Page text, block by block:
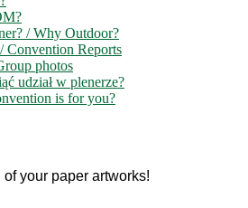
/ Why Outdoor?
Convention Reports
photos
udział w plenerze?
is for you?
of your paper artworks!